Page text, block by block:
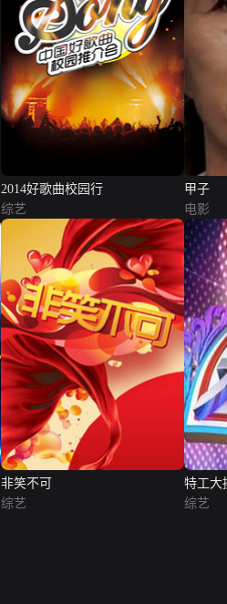
2014好歌曲校园行
综艺
甲子
电影
非笑不可
综艺
特工大
综艺